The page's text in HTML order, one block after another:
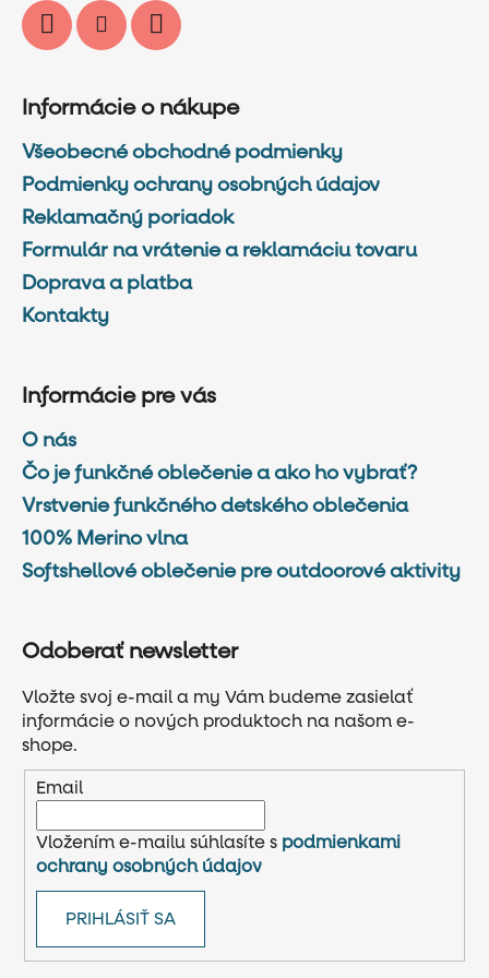
Informácie o nákupe
Všeobecné obchodné podmienky
Podmienky ochrany osobných údajov
Reklamačný poriadok
Formulár na vrátenie a reklamáciu tovaru
Doprava a platba
Kontakty
Informácie pre vás
O nás
Čo je funkčné oblečenie a ako ho vybrať?
Vrstvenie funkčného detského oblečenia
100% Merino vlna
Softshellové oblečenie pre outdoorové aktivity
Odoberať newsletter
Vložte svoj e-mail a my Vám budeme zasielať
informácie o nových produktoch na našom e-
shope.
Email
Vložením e-mailu súhlasíte s podmienkami
ochrany osobných údajov
PRIHLÁSIŤ SA